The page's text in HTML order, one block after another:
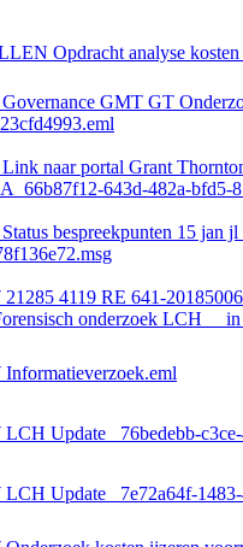
Opdracht analyse
GMT GT
naar portal Grant
643d-482a-bfd5-
bespreekpunten 15 jan
21285 4119 RE 641-
onderzoek LCH__
Informatieverzoek.eml
LCH Update _76bedebb-
LCH Update _7e72a64f-